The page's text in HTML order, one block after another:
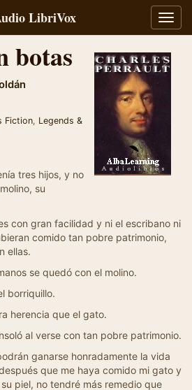
la
LibriVox
botas
Fiction, Legends &
tres hijos, y no
su
con gran facilidad y ni el escribano ni
comido tan pobre patrimonio,
ellas.
se quedó con el molino.
borriquillo.
herencia que el gato.
al verse con tan pobre patrimonio.
ganarse honradamente la vida
que me haya comido mi gato y
piel, no tendré más remedio que